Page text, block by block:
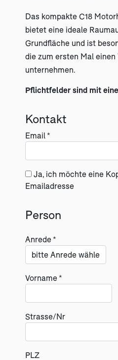
Das kompakte C18
bietet eine ideale
Grundfläche und ist
die zum ersten Mal
unternehmen.
Pflichtfelder sind mit
Kontakt
Email *
Ja, ich möchte eine
Emailadresse
Person
Anrede *
Vorname *
Strasse/Nr
PLZ